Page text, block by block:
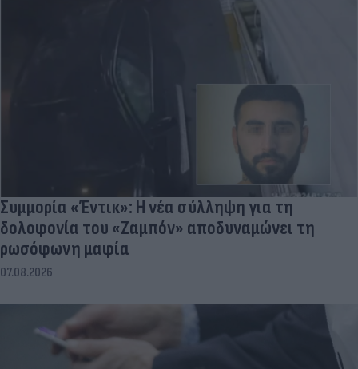
Συμμορία «Έντικ»: Η νέα σύλληψη για τη
δολοφονία του «Ζαμπόν» αποδυναμώνει τη
ρωσόφωνη μαφία
07.08.2026